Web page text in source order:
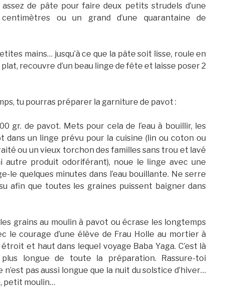
assez de pâte pour faire deux petits strudels d’une
ou un grand d’une quarantaine de
mains… jusqu’à ce que la pâte soit lisse, roule en
recouvre d’un beau linge de fête et laisse poser 2
tu pourras préparer la garniture de pavot :
gr. de pavot. Mets pour cela de l’eau à bouillir, les
dans un linge prévu pour la cuisine (lin ou coton ou
ou un vieux torchon des familles sans trou et lavé
autre produit odoriférant), noue le linge avec une
le quelques minutes dans l’eau bouillante. Ne serre
afin que toutes les graines puissent baigner dans
grains au moulin à pavot ou écrase les longtemps
le courage d’une élève de Frau Holle au mortier à
et haut dans lequel voyage Baba Yaga. C’est là
plus longue de toute la préparation. Rassure-toi
pas aussi longue que la nuit du solstice d’hiver…
petit moulin…